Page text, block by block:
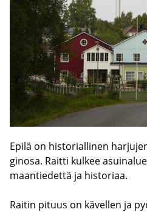
Epilä on his­to­rial­li­nen
gin­osa. Rait­ti kul­kee
maan­tie­det­tä ja his­to­ri­aa.
Rai­tin pi­tuus on kä­vel­len ja